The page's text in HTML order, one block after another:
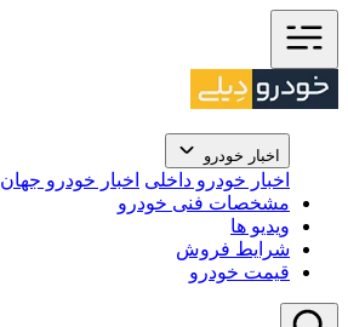
اخبار خودرو
اخبار خودرو داخلی اخبار خودرو جهان
مشخصات فنی خودرو
ویدیو ها
شرایط فروش
قیمت خودرو